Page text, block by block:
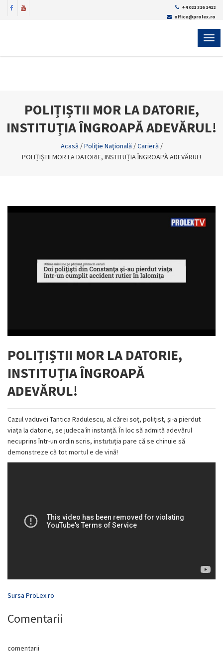
+4 021 316 1412
office@prolex.ro
POLIȚIȘTII MOR LA DATORIE,
INSTITUȚIA ÎNGROAPĂ ADEVĂRUL!
Acasă /Poliţie Naţională /Carieră /
POLIȚIȘTII MOR LA DATORIE, INSTITUȚIA ÎNGROAPĂ ADEVĂRUL!
POLIȚIȘTII MOR LA DATORIE,
INSTITUȚIA ÎNGROAPĂ
ADEVĂRUL!
Cazul vaduvei Tantica Radulescu, al cărei soț, polițist, și-a pierdut
viața la datorie, se judeca în instanță. În loc să admită adevărul
necuprins într-un ordin scris, instutuția pare că se chinuie să
demonstreze că tot mortul e de vină!
Sursa ProLex.ro
Comentarii
comentarii